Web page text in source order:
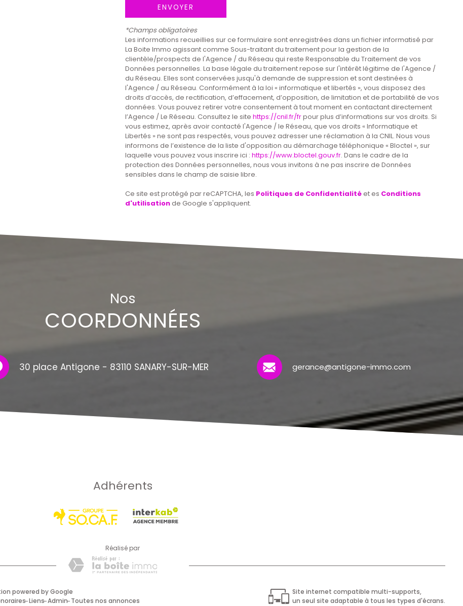
ENVOYER
*Champs obligatoires
Les informations recueillies sur ce formulaire sont enregistrées dans un fichier informatisé par
La Boite Immo agissant comme Sous-traitant du traitement pour la gestion de la
clientèle/prospects de l'Agence / du Réseau qui reste Responsable du Traitement de vos
Données personnelles. La base légale du traitement repose sur l'intérêt légitime de l'Agence /
du Réseau. Elles sont conservées jusqu'à demande de suppression et sont destinées à
l'Agence / au Réseau. Conformément à la loi « informatique et libertés », vous disposez des
droits d’accès, de rectification, d’effacement, d’opposition, de limitation et de portabilité de vos
données. Vous pouvez retirer votre consentement à tout moment en contactant directement
l’Agence / Le Réseau. Consultez le site https://cnil.fr/frpour plus d’informations sur vos droits. Si
vous estimez, après avoir contacté l'Agence / le Réseau, que vos droits « Informatique et
Libertés » ne sont pas respectés, vous pouvez adresser une réclamation à la CNIL. Nous vous
informons de l’existence de la liste d'opposition au démarchage téléphonique « Bloctel », sur
laquelle vous pouvez vous inscrire ici : https://www.bloctel.gouv.fr. Dans le cadre de la
protection des Données personnelles, nous vous invitons à ne pas inscrire de Données
sensibles dans le champ de saisie libre.
Ce site est protégé par reCAPTCHA, les Politiques de Confidentialitéet es Conditions
d'utilisationde Google s'appliquent.
Nos
COORDONNÉES
30 place Antigone - 83110 SANARY-SUR-MER gerance@antigone-immo.com
Adhérents
réalisé par
powered by Google
Liens Admin Toutes nos annonces
Site internet compatible multi-supports,
un seul site adaptable à tous les types d'écrans.